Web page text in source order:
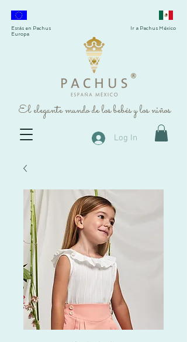
®
El elegante mundo de los bebés y los niños
Estás en Pachus
Europa
Ir a Pachus México
Log In